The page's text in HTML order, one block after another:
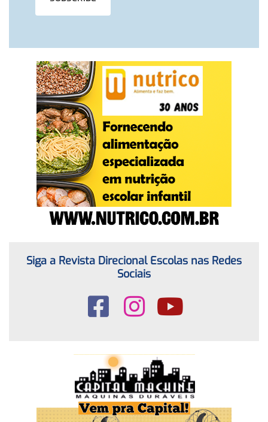
Siga a Revista Direcional Escolas nas Redes
Sociais